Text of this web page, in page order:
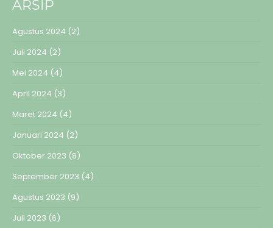
ARSIP
Agustus 2024 (2)
Juli 2024 (2)
Mei 2024 (4)
April 2024 (3)
Maret 2024 (4)
Januari 2024 (2)
Oktober 2023 (8)
September 2023 (4)
Agustus 2023 (9)
Juli 2023 (6)